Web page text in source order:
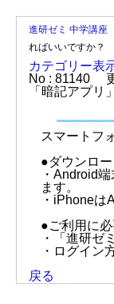
進研ゼミ 中学講座
ればいいですか？
カテゴリー表
No : 81140
「暗記アプ
スマートフ
●ダウンロ
・Android
ます。
・iPhone
●ご利用に
・「進研ゼ
・ログイン
戻る